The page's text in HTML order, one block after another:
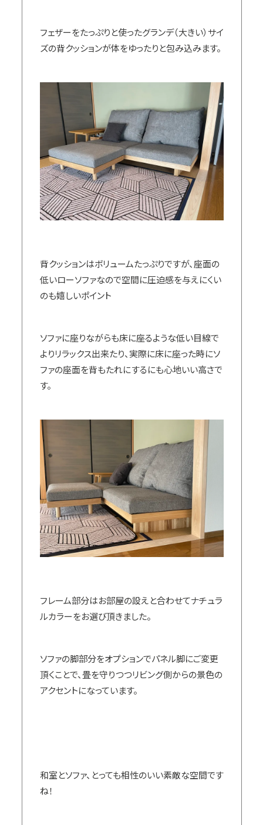
フェザーをたっぷりと使ったグランデ（大きい）サイ
ズの背クッションが体をゆったりと包み込みます。
背クッションはボリュームたっぷりですが、座面の
低いローソファなので空間に圧迫感を与えにくい
のも嬉しいポイント
ソファに座りながらも床に座るような低い目線で
よりリラックス出来たり、実際に床に座った時にソ
ファの座面を背もたれにするにも心地いい高さで
す。
フレーム部分はお部屋の設えと合わせてナチュラ
ルカラーをお選び頂きました。
ソファの脚部分をオプションでパネル脚にご変更
頂くことで、畳を守りつつリビング側からの景色の
アクセントになっています。
和室とソファ、とっても相性のいい素敵な空間です
ね！